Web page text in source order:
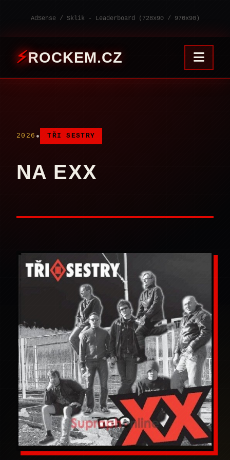
AdSense / Sklik - Leaderboard (728x90 / 970x90)
ROCKEM.CZ
2026 • TŘI SESTRY
NA EXX